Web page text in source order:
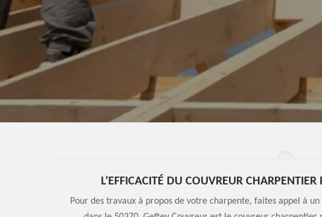
L’EFFICACITÉ DU COUVREUR
Pour des travaux à propos de votre charpente, faites appel à